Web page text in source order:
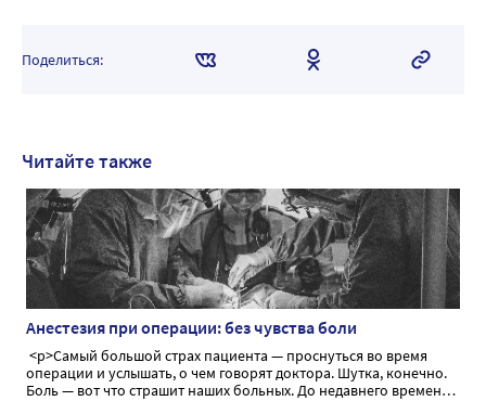
Поделиться:
Читайте также
Анестезия при операции: без чувства боли
<p>Самый большой страх пациента — проснуться во время
операции и услышать, о чем говорят доктора. Шутка, конечно.
Боль — вот что страшит наших больных. До недавнего времени